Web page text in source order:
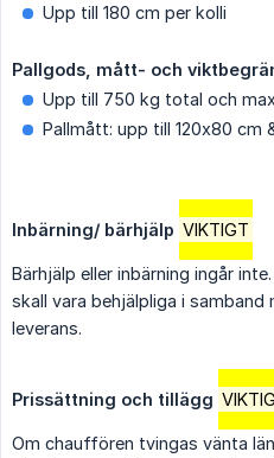
Upp till 180 cm per kolli
Pallgods, mått- och
Upp till 750 kg total och
Pallmått: upp till 120x80 cm
Inbärning/ bärhjälp VIKTIGT
Bärhjälp eller inbärning ingår
skall vara behjälpliga i samband
leverans.
Prissättning och tillägg
Om chauffören tvingas vänta